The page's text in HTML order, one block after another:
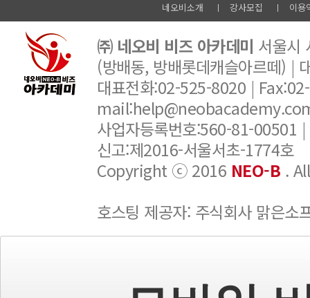
네오비소개 강사모집 이용
㈜ 네오비 비즈 아카데미 서울시
(방배동, 방배롯데캐슬아르떼) |
대표전화:02-525-8020 |
사업자등록번호:560-81-00501
신고:제2016-서울서초-1774호
Copyright ⓒ 2016 NEO-B .
호스팅 제공자: 주식회사 맑은소